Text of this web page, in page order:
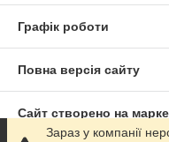
Графік роботи
Повна версія сайту
Сайт створено на
Зараз у компанії